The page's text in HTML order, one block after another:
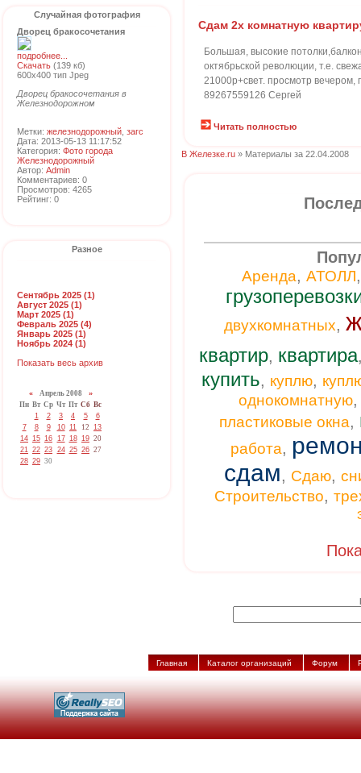
Случайная фотография
Дворец бракосочетания
подробнее...
Скачать (139 кб)
600x400 тип Jpeg
Дворец бракосочетания в
Железнодорожном
Метки: железнодорожный загс
Дата: 2013-05-13 11:17:52
Категория: Фото города
Железнодорожный
Автор: Admin
Комментариев: 0
Просмотров: 4265
Рейтинг: 0
Разное
Сентябрь 2025 (1)
Август 2025 (1)
Март 2025 (1)
Февраль 2025 (4)
Январь 2025 (1)
Ноябрь 2024 (1)
Показать весь архив
«Апрель 2008 »
Пн Вт Ср Чт Пт Сб Вс
1
2 3 4 5
6
7
8 9 10 11 12 13
14 15 16 17 18 19 20
21 22 23 24 25 26 27
28 29 30
Сдам 2х комнатную
Большая, высокие
октябрьской революции, т.е.
21000р+свет. просмотр вечером,
89267559126 Сергей
Читать полностью
В Железке.ru » Материалы за 22.04.2008
Аренда, АТОЛЛ
двухкомнатных,
квартир, квартира
купить, куплю,
однокомнатную
пластиковые окна,
работа,
сдам, Сдаю,
Строительство,
Главная Каталог организаций Форум